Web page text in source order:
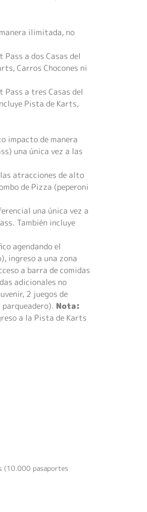
ilimitada, no
a dos Casas del
Carros Chocones ni
Pass a tres Casas del
Pista de Karts,
impacto de manera
una única vez a las
atracciones de alto
de Pizza (peperoni
una única vez a
También incluye
agendando el
ingreso a una zona
a barra de comidas
adicionales no
2 juegos de
Nota:
a la Pista de Karts
(10.000 pasaportes